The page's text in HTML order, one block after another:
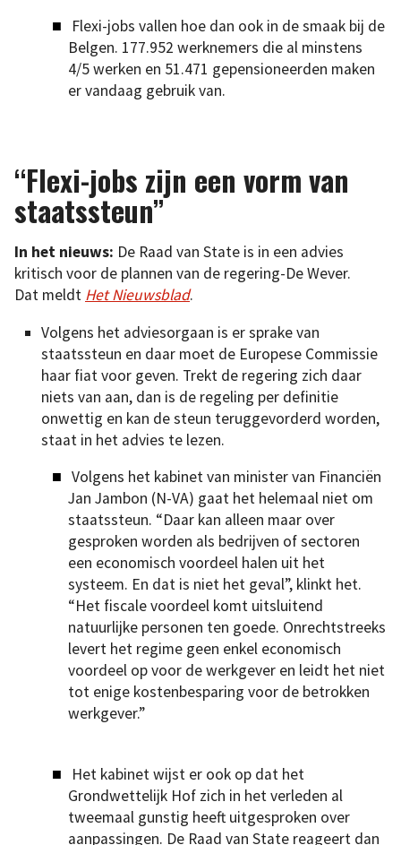
Flexi-jobs vallen hoe dan ook in de smaak bij de
Belgen. 177.952 werknemers die al minstens
4/5 werken en 51.471 gepensioneerden maken
er vandaag gebruik van.
“Flexi-jobs zijn een vorm van
staatssteun”
In het nieuws: De Raad van State is in een advies
kritisch voor de plannen van de regering-De Wever.
Dat meldt Het Nieuwsblad.
Volgens het adviesorgaan is er sprake van
staatssteun en daar moet de Europese Commissie
haar fiat voor geven. Trekt de regering zich daar
niets van aan, dan is de regeling per definitie
onwettig en kan de steun teruggevorderd worden,
staat in het advies te lezen.
Volgens het kabinet van minister van Financiën
Jan Jambon (N-VA) gaat het helemaal niet om
staatssteun. “Daar kan alleen maar over
gesproken worden als bedrijven of sectoren
een economisch voordeel halen uit het
systeem. En dat is niet het geval”, klinkt het.
“Het fiscale voordeel komt uitsluitend
natuurlijke personen ten goede. Onrechtstreeks
levert het regime geen enkel economisch
voordeel op voor de werkgever en leidt het niet
tot enige kostenbesparing voor de betrokken
werkgever.”
Het kabinet wijst er ook op dat het
Grondwettelijk Hof zich in het verleden al
tweemaal gunstig heeft uitgesproken over
aanpassingen. De Raad van State reageert dan